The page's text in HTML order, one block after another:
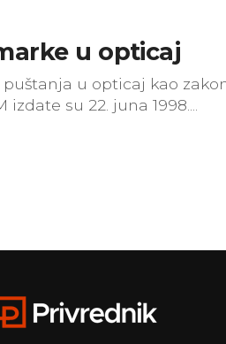
u opticaj
u opticaj kao
su 22. juna 1998....